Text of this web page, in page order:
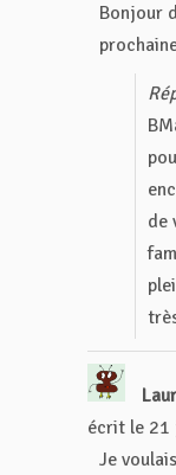
Bonjour
de
écrit le 21
Je